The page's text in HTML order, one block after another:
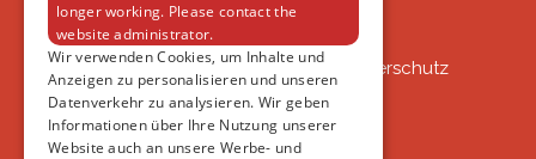
VSAT
VSAT - Verein Schweizer Auslandtierschutz
Oberlangnauerstrasse 13b
9562 Märwil
longer working. Please contact the
website administrator.
Wir verwenden Cookies, um Inhalte und
Anzeigen zu personalisieren und unseren
Datenverkehr zu analysieren. Wir geben
Informationen über Ihre Nutzung unserer
Website auch an unsere Werbe- und